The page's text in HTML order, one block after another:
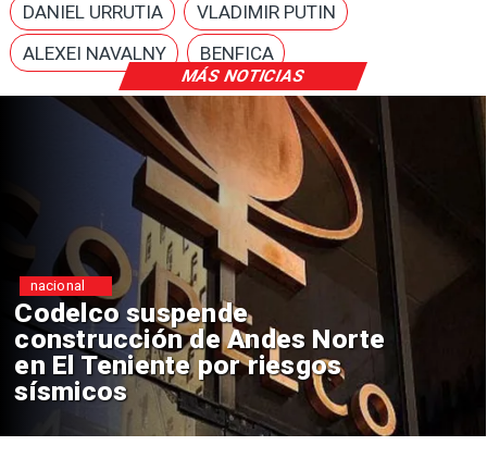
MÁS NOTICIAS
DANIEL URRUTIA
VLADIMIR PUTIN
ALEXEI NAVALNY
BENFICA
Lluvias históricas en Chile:
ciudades alcanzan máximos
nunca vistos
nacional